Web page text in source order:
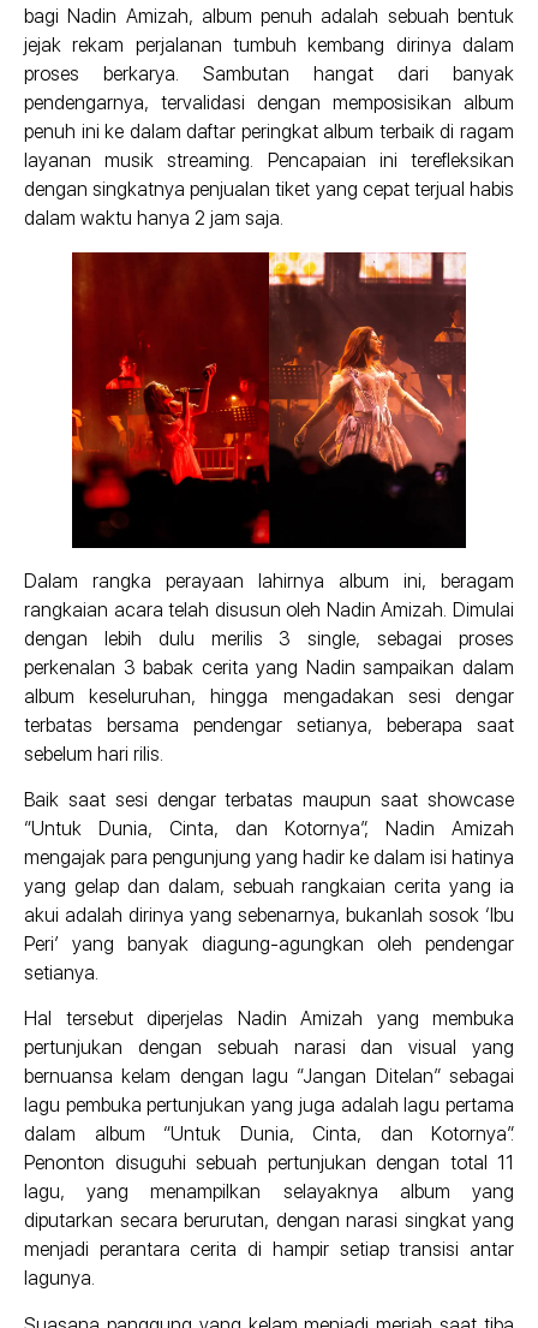
bagi Nadin Amizah, album penuh adalah sebuah bentuk
jejak rekam perjalanan tumbuh kembang dirinya dalam
proses berkarya. Sambutan hangat dari banyak
pendengarnya, tervalidasi dengan memposisikan album
penuh ini ke dalam daftar peringkat album terbaik di ragam
layanan musik streaming. Pencapaian ini terefleksikan
dengan singkatnya penjualan tiket yang cepat terjual habis
dalam waktu hanya 2 jam saja.
Dalam rangka perayaan lahirnya album ini, beragam
rangkaian acara telah disusun oleh Nadin Amizah. Dimulai
dengan lebih dulu merilis 3 single, sebagai proses
perkenalan 3 babak cerita yang Nadin sampaikan dalam
album keseluruhan, hingga mengadakan sesi dengar
terbatas bersama pendengar setianya, beberapa saat
sebelum hari rilis.
Baik saat sesi dengar terbatas maupun saat showcase
“Untuk Dunia, Cinta, dan Kotornya”, Nadin Amizah
mengajak para pengunjung yang hadir ke dalam isi hatinya
yang gelap dan dalam, sebuah rangkaian cerita yang ia
akui adalah dirinya yang sebenarnya, bukanlah sosok ‘Ibu
Peri’ yang banyak diagung-agungkan oleh pendengar
setianya.
Hal tersebut diperjelas Nadin Amizah yang membuka
pertunjukan dengan sebuah narasi dan visual yang
bernuansa kelam dengan lagu “Jangan Ditelan” sebagai
lagu pembuka pertunjukan yang juga adalah lagu pertama
dalam album “Untuk Dunia, Cinta, dan Kotornya”.
Penonton disuguhi sebuah pertunjukan dengan total 11
lagu, yang menampilkan selayaknya album yang
diputarkan secara berurutan, dengan narasi singkat yang
menjadi perantara cerita di hampir setiap transisi antar
lagunya.